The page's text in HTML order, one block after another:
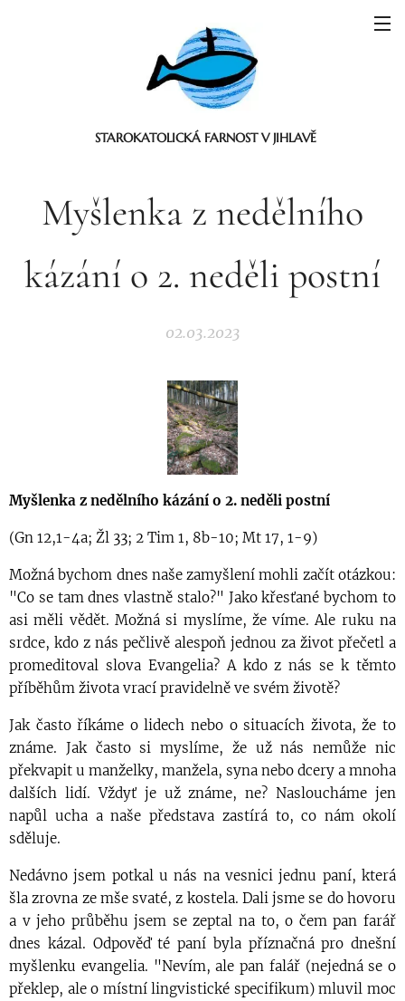
STAROKATOLICKÁ FARNOST V JIHLAVĚ
Myšlenka z nedělního
kázání o 2. neděli postní
02.03.2023
Myšlenka z nedělního kázání o 2. neděli postní
(Gn 12,1-4a; Žl 33; 2 Tim 1, 8b-10; Mt 17, 1-9)
Možná bychom dnes naše zamyšlení mohli začít otázkou:
"Co se tam dnes vlastně stalo?" Jako křesťané bychom to
asi měli vědět. Možná si myslíme, že víme. Ale ruku na
srdce, kdo z nás pečlivě alespoň jednou za život přečetl a
promeditoval slova Evangelia? A kdo z nás se k těmto
příběhům života vrací pravidelně ve svém životě?
Jak často říkáme o lidech nebo o situacích života, že to
známe. Jak často si myslíme, že už nás nemůže nic
překvapit u manželky, manžela, syna nebo dcery a mnoha
dalších lidí. Vždyť je už známe, ne? Nasloucháme jen
napůl ucha a naše představa zastírá to, co nám okolí
sděluje.
Nedávno jsem potkal u nás na vesnici jednu paní, která
šla zrovna ze mše svaté, z kostela. Dali jsme se do hovoru
a v jeho průběhu jsem se zeptal na to, o čem pan farář
dnes kázal. Odpověď té paní byla příznačná pro dnešní
myšlenku evangelia. "Nevím, ale pan falář (nejedná se o
překlep, ale o místní lingvistické specifikum) mluvil moc